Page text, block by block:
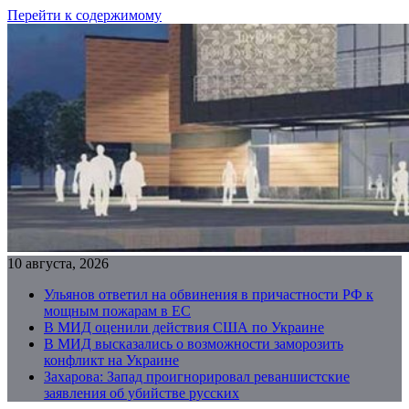
Перейти к содержимому
10 августа, 2026
Ульянов ответил на обвинения в причастности РФ к
мощным пожарам в ЕС
В МИД оценили действия США по Украине
В МИД высказались о возможности заморозить
конфликт на Украине
Захарова: Запад проигнорировал реваншистские
заявления об убийстве русских